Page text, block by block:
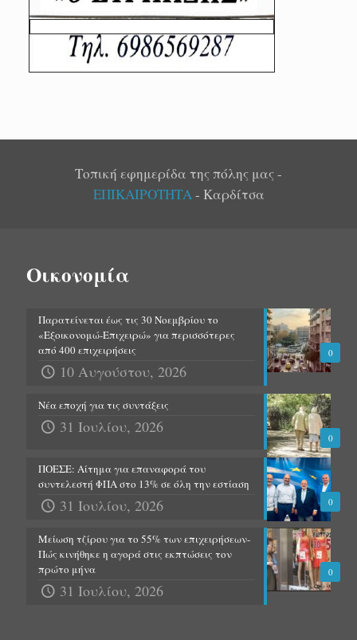
Τοπική εφημερίδα της πόλης μας -
ΕΠΙΚΑΙΡΟΤΗΤΑ- Καρδίτσα
Οικονομία
0
Παρατείνεται έως τις 30 Νοεμβρίου το
«Εξοικονομώ-Επιχειρώ» για περισσότερες
από 400 επιχειρήσεις
10 Αυγούστου, 2026
0
Νέα εποχή για τις συντάξεις
31 Ιουλίου, 2026
0
ΠΟΕΣΕ: Αίτημα για επαναφορά του
συντελεστή ΦΠΑ στο 13% σε όλη την εστίαση
31 Ιουλίου, 2026
0
Μείωση τζίρου για το 55% των επιχειρήσεων-
Πώς κινήθηκε η αγορά στις εκπτώσεις τον
πρώτο μήνα
31 Ιουλίου, 2026